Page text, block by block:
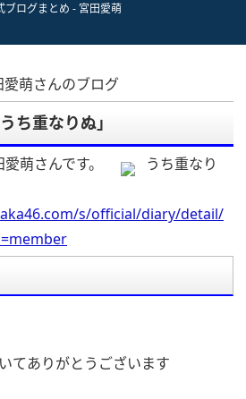
ブログまとめ - 宮田愛萌
萌さんのブログ
ち重なりぬ」
萌さんです。
うち重なり
s/official/diary/detail/
てありがとうございます